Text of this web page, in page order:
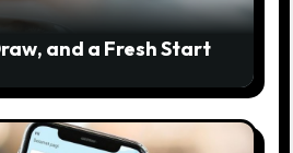
and a Fresh Start